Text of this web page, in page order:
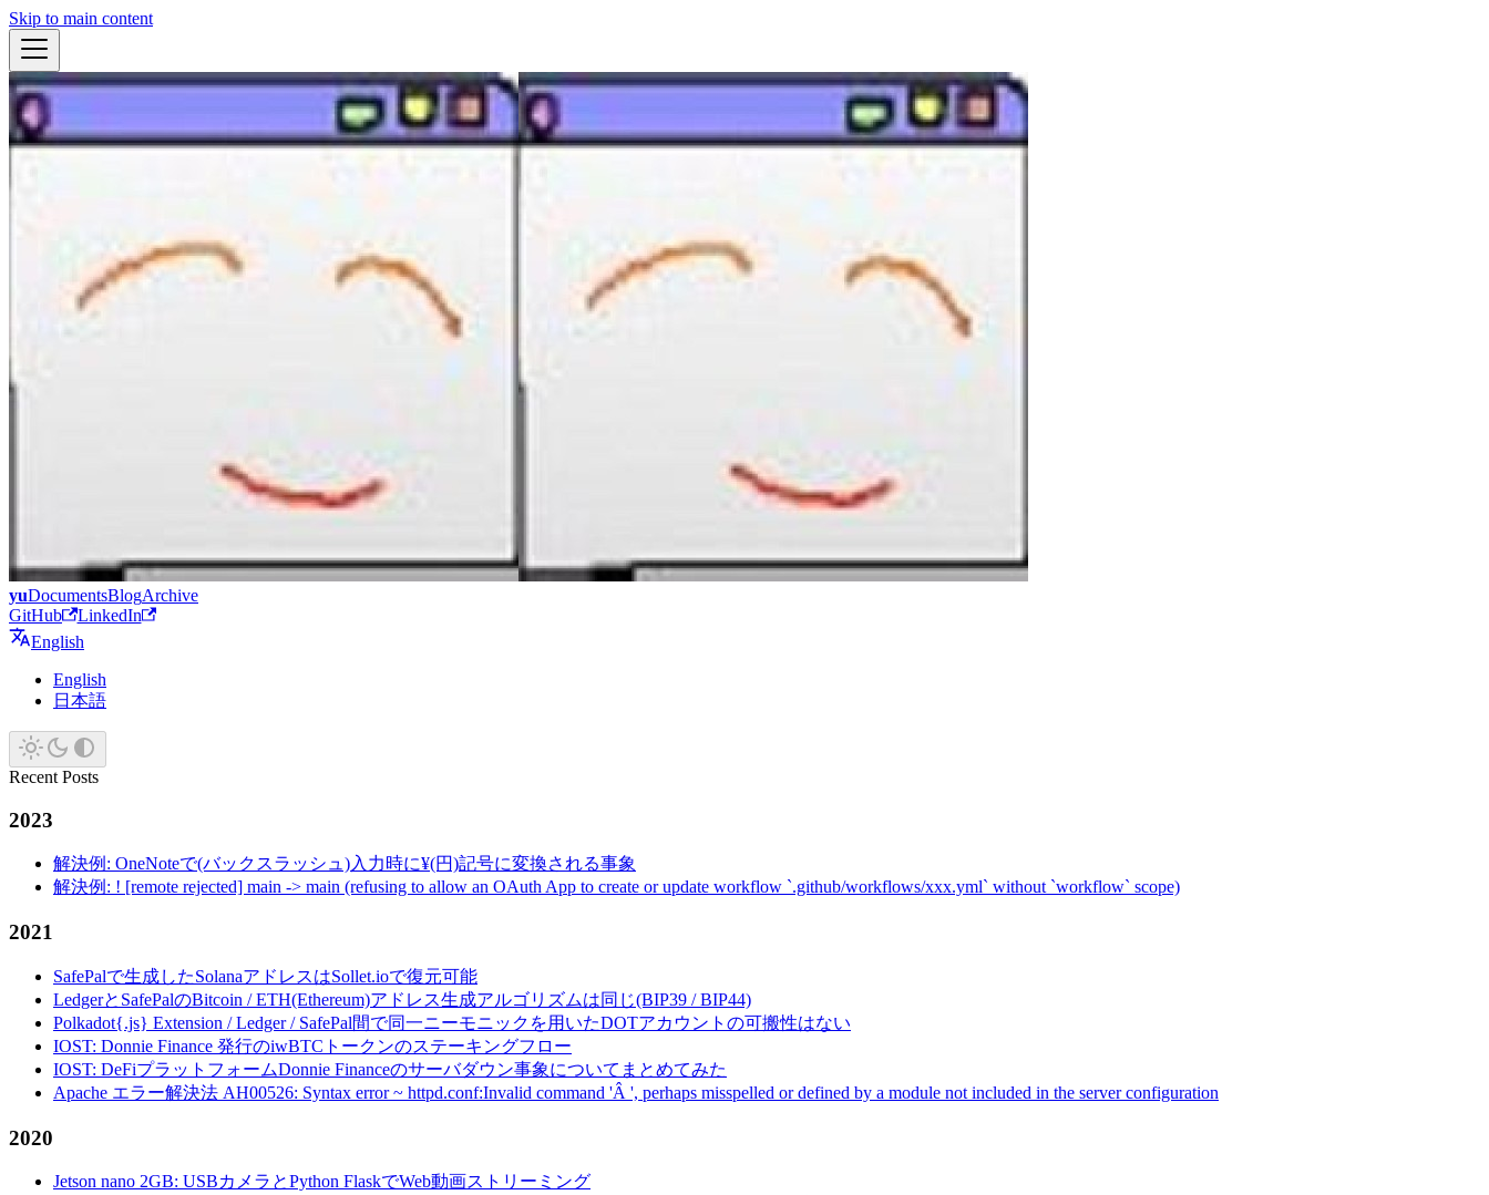
Skip to main content
yuDocumentsBlogArchive
GitHub
LinkedIn
English
English
日本語
Recent Posts
2023
解決例: OneNoteで(バックスラッシュ)入力時に¥(円)記号に変換される事象
解決例: ! [remote rejected] main -> main (refusing to allow an OAuth App to create or update workflow `.github/workflows/xxx.yml` without `workflow` scope)
2021
SafePalで生成したSolanaアドレスはSollet.ioで復元可能
LedgerとSafePalのBitcoin / ETH(Ethereum)アドレス生成アルゴリズムは同じ(BIP39 / BIP44)
Polkadot{.js} Extension / Ledger / SafePal間で同一ニーモニックを用いたDOTアカウントの可搬性はない
IOST: Donnie Finance 発行のiwBTCトークンのステーキングフロー
IOST: DeFiプラットフォームDonnie Financeのサーバダウン事象についてまとめてみた
Apache エラー解決法 AH00526: Syntax error ~ httpd.conf:Invalid command 'Â ', perhaps misspelled or defined by a module not included in the server configuration
2020
Jetson nano 2GB: USBカメラとPython FlaskでWeb動画ストリーミング